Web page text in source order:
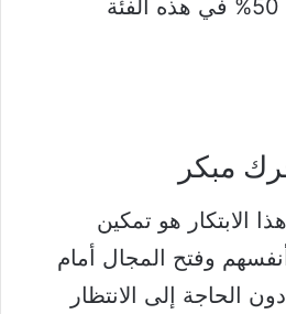
التطبيق بما يصل إلى 50% في هذه الفئة
مبكر
الابتكار هو تمكين
وفتح المجال أمام
الحاجة إلى الانتظار